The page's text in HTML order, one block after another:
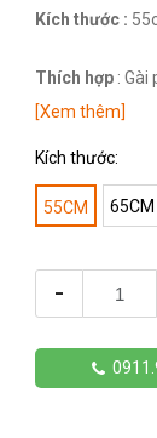
Kích thước :
Thích hợp : Gài
[Xem thêm]
Kích thước:
55CM 65CM
-